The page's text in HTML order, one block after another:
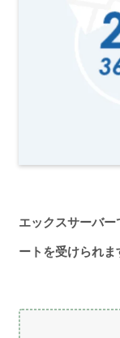
エックスサーバ
ートを受けられま